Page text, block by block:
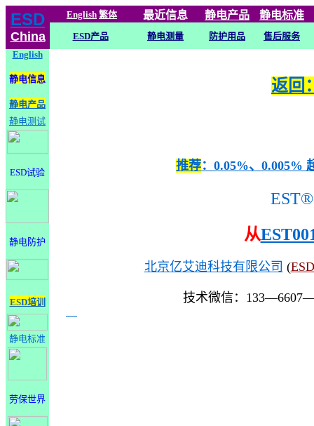
ESD
China
English 繁体 最近信息 静电产品 静电标准
ESD产品 静电测量 防护用品
售后服务
English
静电信息
静电产品
静电测试
ESD试验
静电防护
ESD培训
静电标准
劳保世界
返回
推荐：0.05%、0.005%
EST®
从
北京亿艾迪科技有限公司 (
技术微信：